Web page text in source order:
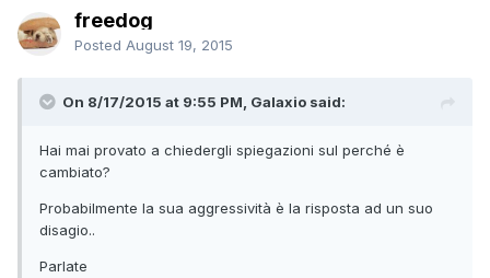
freedog
Posted August 19, 2015
On 8/17/2015 at 9:55 PM, Galaxio said:
Hai mai provato a chiedergli spiegazioni sul perché è
cambiato?
Probabilmente la sua aggressività è la risposta ad un suo
disagio..
Parlate